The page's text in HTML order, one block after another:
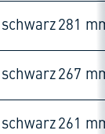
schwarz 281
schwarz 267
schwarz 261